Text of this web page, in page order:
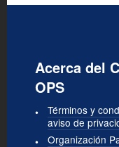
Acerca del
OPS
Términos y
aviso de
Organización